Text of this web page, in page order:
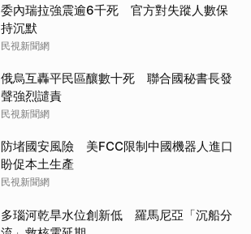
委內瑞拉強震逾6千死 官方對失蹤人數保
持沉默
民視新聞網
俄烏互轟平民區釀數十死 聯合國秘書長發
聲強烈譴責
民視新聞網
防堵國安風險 美FCC限制中國機器人進口
盼促本土生產
民視新聞網
多瑙河乾旱水位創新低 羅馬尼亞「沉船分